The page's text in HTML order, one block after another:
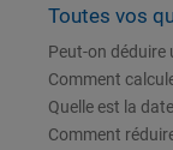
Toutes vos
Peut-on déduire
Comment
Quelle est la
Comment